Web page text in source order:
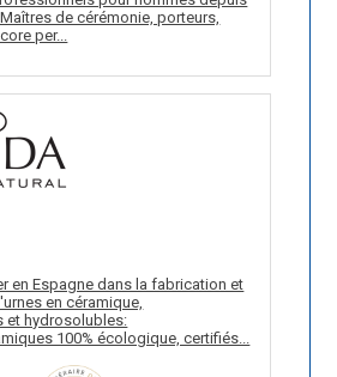
de cérémonie, porteurs,
per...
en Espagne dans la fabrication et
en céramique,
et hydrosolubles:
100% écologique, certifiés...